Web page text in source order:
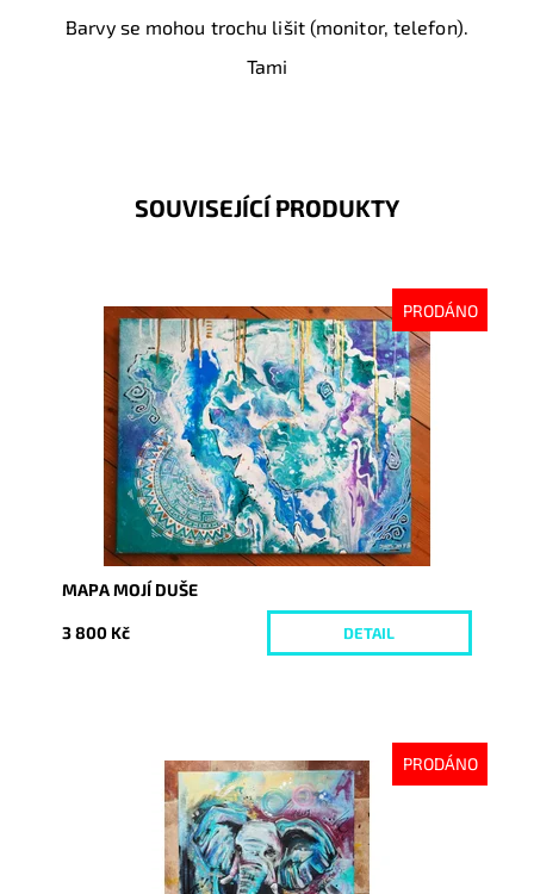
Barvy se mohou trochu lišit (monitor, telefon).
Tami
SOUVISEJÍCÍ PRODUKTY
PRODÁNO
Dostupnost:
Vyprodáno
1916
MAPA MOJÍ DUŠE
3 800 Kč DETAIL
PRODÁNO
Vyprodáno
8751